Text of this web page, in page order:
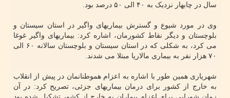
سال در چابهار نزدیک به ۴۰ الی ۵۰ درصد بود.
وی در مورد شیوع و گسترش بیماریهای واگیر در استان سیستان و
بلوچستان و دیگر نقاط کشورمان، اشاره کرد: بیماریهای واگیر غوغا
می کرد، به شکلی که در استان سیستان و بلوچستان سالانه ۶۰ الی
۷۰ هزار نفر به بیماری مالاریا مبتلا می شدند.
شهریاری همین طور با اشاره به اعزام هموطنانمان در پیش از انقلاب
به خارج از کشور برای درمان بیماریهای جزئی، تصریح کرد: در آن